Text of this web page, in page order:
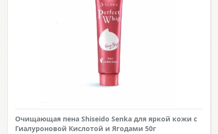
Очищающая пена Shiseido Senka для яркой кожи с
Гиалуроновой Кислотой и Ягодами 50г